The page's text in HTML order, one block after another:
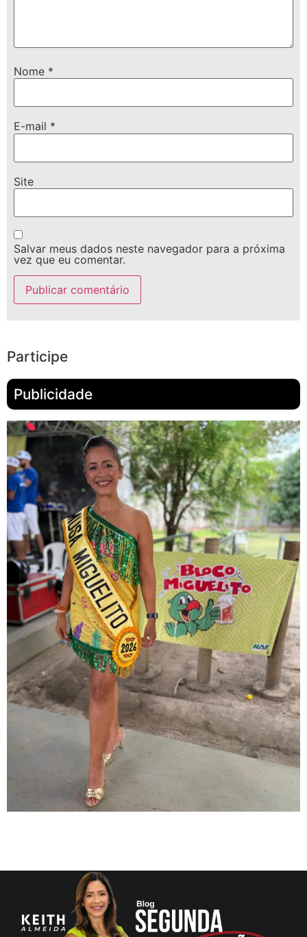
Nome *
E-mail *
Site
Salvar meus dados neste navegador para a próxima
vez que eu comentar.
Participe
Publicidade